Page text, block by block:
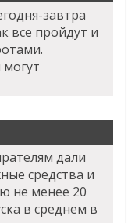
завтра
все пройдут и
дали
средства и
не менее 20
в среднем в